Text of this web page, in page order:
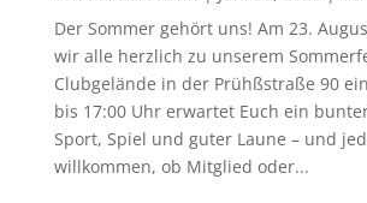
Der Sommer gehört uns! Am 23.
wir alle herzlich zu unserem
Clubgelände in der Prühßstraße 90
bis 17:00 Uhr erwartet Euch ein
Sport, Spiel und guter Laune – und
willkommen, ob Mitglied oder...